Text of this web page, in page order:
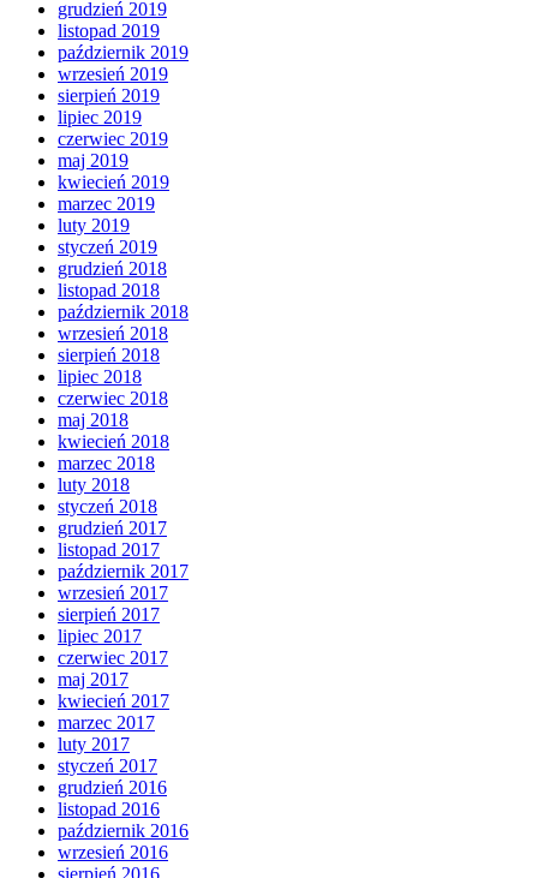
grudzień 2019
listopad 2019
październik 2019
wrzesień 2019
sierpień 2019
lipiec 2019
czerwiec 2019
maj 2019
kwiecień 2019
marzec 2019
luty 2019
styczeń 2019
grudzień 2018
listopad 2018
październik 2018
wrzesień 2018
sierpień 2018
lipiec 2018
czerwiec 2018
maj 2018
kwiecień 2018
marzec 2018
luty 2018
styczeń 2018
grudzień 2017
listopad 2017
październik 2017
wrzesień 2017
sierpień 2017
lipiec 2017
czerwiec 2017
maj 2017
kwiecień 2017
marzec 2017
luty 2017
styczeń 2017
grudzień 2016
listopad 2016
październik 2016
wrzesień 2016
sierpień 2016